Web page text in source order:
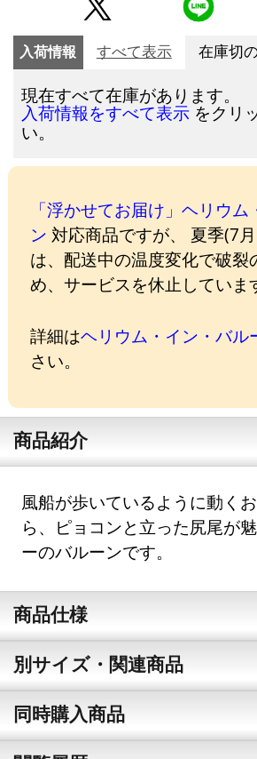
入荷情報 すべて表示 在庫切
現在すべて在庫があります。
入荷情報をすべて表示 をクリ
い。
「浮かせてお届け」ヘリウ
ン 対応商品ですが、 夏季(7
は、配送中の温度変化で破裂
め、サービスを休止していま
詳細はヘリウム・イン・バル
さい。
商品紹介
風船が歩いているように動く
ら、ピョコンと立った尻尾が
ーのバルーンです。
商品仕様
別サイズ・関連商品
同時購入商品